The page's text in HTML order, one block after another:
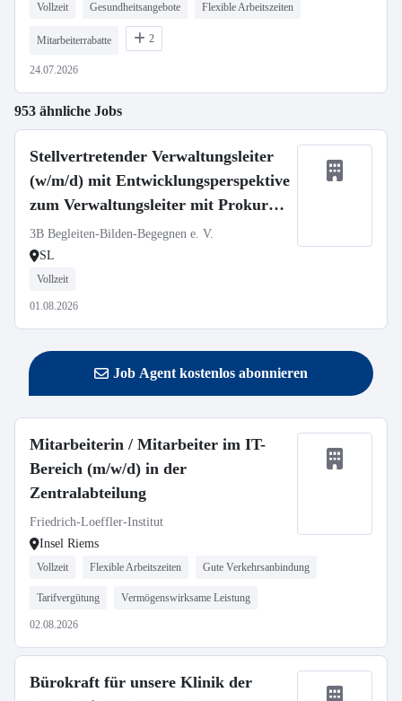
Vollzeit Gesundheitsangebote Flexible Arbeitszeiten
Mitarbeiterrabatte 2
24.07.2026
953 ähnliche Jobs
Stellvertretender Verwaltungsleiter
(w/m/d) mit Entwicklungsperspektive
zum Verwaltungsleiter mit Prokura
in Vollzeit (39h)
3B Begleiten-Bilden-Begegnen e. V.
SL
Vollzeit
01.08.2026
Job Agent kostenlos abonnieren
Mitarbeiterin / Mitarbeiter im IT-
Bereich (m/w/d) in der
Zentralabteilung
Friedrich-Loeffler-Institut
Insel Riems
Vollzeit Flexible Arbeitszeiten Gute Verkehrsanbindung
Tarifvergütung Vermögenswirksame Leistung
02.08.2026
Bürokraft für unsere Klinik der